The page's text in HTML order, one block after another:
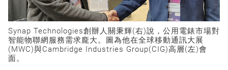
Synap Technologies創辦人關秉輝(右)說，公用電錶市場對
智能物聯網服務需求龐大。圖為他在全球移動通訊大展
(MWC)與Cambridge Industries Group(CIG)高層(左)會
面。